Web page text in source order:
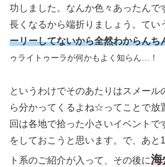
功しました。なんか色々あったんで
長くなるから端折りましょう。てい
ーリーしてないから全然わからんち
ゥライトゥーラが何かもよく知らん…！
というわけでそのあたりはスメール
ら分かってくるよね☆ってことで放
回は各地で拾った小さいイベントで
をしておこうと思います。で、あと
ト系のご紹介が入って、その後に海